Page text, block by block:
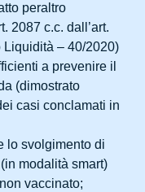
peraltro
2087 c.c. dall’art.
Liquidità – 40/2020)
a prevenire il
(dimostrato
casi conclamati in
lo svolgimento di
modalità smart)
vaccinato;